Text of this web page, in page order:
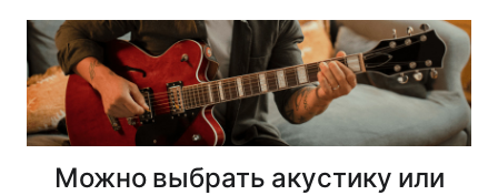
Можно выбрать акустику или